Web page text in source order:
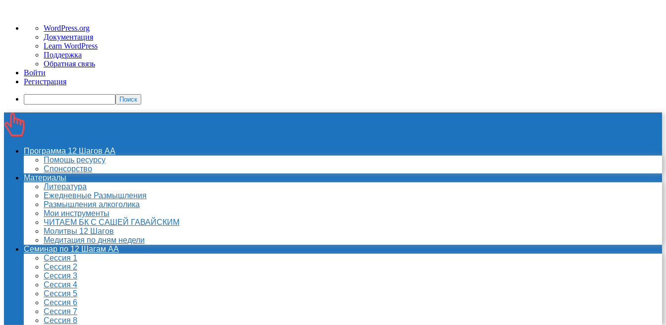
WordPress
WordPress.org
Документация
Learn WordPress
Поддержка
Обратная связь
Войти
Регистрация
Поиск
Программа 12 Шагов АА
Помощь ресурсу
Спонсорство
Материалы
Литература
Ежедневные Размышления
Размышления алкоголика
Мои инструменты
ЧИТАЕМ БК С САШЕЙ ГАВАЙСКИМ
Молитвы 12 Шагов
Медитация по дням недели
Семинар по 12 Шагам АА
Сессия 1
Сессия 2
Сессия 3
Сессия 4
Сессия 5
Сессия 6
Сессия 7
Сессия 8